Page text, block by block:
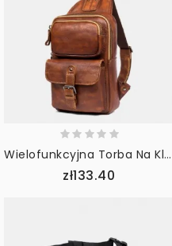
Wielofunkcyjna Torba Na Klatkę Piersiową Z Wieloma Kieszeniami W Kolorze Skóry Ze Sztucznej Skóry W Stylu Vintage O Dużej Pojemności Torby Crossbody
zł133.40